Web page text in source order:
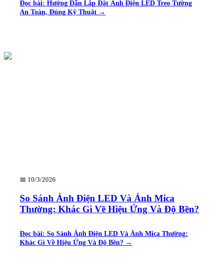
Đọc bài: Hướng Dẫn Lắp Đặt Ảnh Điện LED Treo Tường
An Toàn, Đúng Kỹ Thuật →
📅 10/3/2026
So Sánh Ảnh Điện LED Và Ảnh Mica
Thường: Khác Gì Về Hiệu Ứng Và Độ Bền?
Đọc bài: So Sánh Ảnh Điện LED Và Ảnh Mica Thường:
Khác Gì Về Hiệu Ứng Và Độ Bền? →